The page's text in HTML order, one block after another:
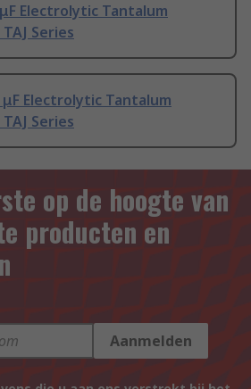
μF Electrolytic Tantalum
Series
μF Electrolytic Tantalum
Series
op de hoogte van
producten en
Aanmelden